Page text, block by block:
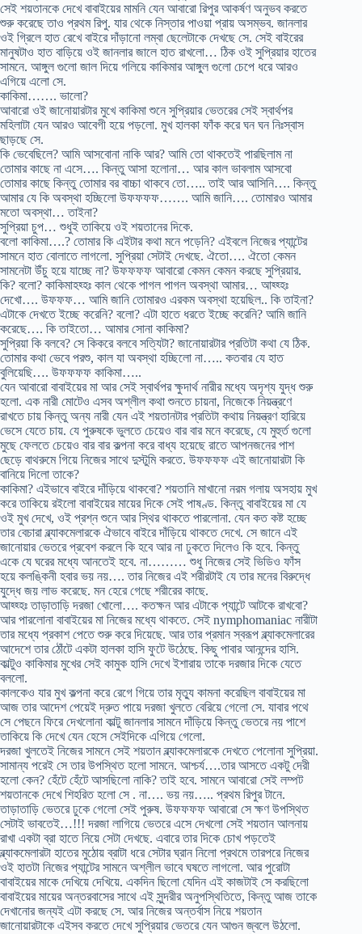
সেই শয়তানকে দেখে বাবাইয়ের মামনি যেন আবারো রিপুর আকর্ষণ অনুভব করতে
শুরু করেছে তাও প্রথম রিপু. যার থেকে নিস্তার পাওয়া প্রায় অসম্ভব. জানলার
ওই গ্রিলে হাত রেখে বাইরে দাঁড়ানো লম্বা ছেলেটাকে দেখছে সে. সেই বাইরের
মানুষটাও হাত বাড়িয়ে ওই জানলার জালে হাত রাখলো… ঠিক ওই সুপ্রিয়ার হাতের
সামনে. আঙ্গুল গুলো জাল দিয়ে গলিয়ে কাকিমার আঙ্গুল গুলো চেপে ধরে আরও
এগিয়ে এলো সে.
কাকিমা……. ভালো?
আবারো ওই জানোয়ারটার মুখে কাকিমা শুনে সুপ্রিয়ার ভেতরের সেই স্বার্থপর
মহিলাটা যেন আরও আবেগী হয়ে পড়লো. মুখ হালকা ফাঁক করে ঘন ঘন নিঃস্বাস
ছাড়ছে সে.
কি ভেবেছিলে? আমি আসবোনা নাকি আর? আমি তো থাকতেই পারছিলাম না
তোমার কাছে না এসে…. কিন্তু আসা হলোনা… আর কাল ভাবলাম আসবো
তোমার কাছে কিন্তু তোমার বর বাচ্চা থাকবে তো….. তাই আর আসিনি…. কিন্তু
আমার যে কি অবস্থা হচ্ছিলো উফফফফ……. আমি জানি…. তোমারও আমার
মতো অবস্থা… তাইনা?
সুপ্রিয়া চুপ… শুধুই তাকিয়ে ওই শয়তানের দিকে.
বলো কাকিমা….? তোমার কি এইটার কথা মনে পড়েনি? এইবলে নিজের প্যান্টের
সামনে হাত বোলাতে লাগলো. সুপ্রিয়া সেটাই দেখছে. ঐতো…. ঐতো কেমন
সামনেটা উঁচু হয়ে যাচ্ছে না? উফফফফ আবারো কেমন কেমন করছে সুপ্রিয়ার.
কি? বলো? কাকিমাহহ্হঃ কাল থেকে পাগল পাগল অবস্থা আমার… আহ্হ্হঃ
দেখো…. উফফফ… আমি জানি তোমারও এরকম অবস্থা হয়েছিল.. কি তাইনা?
এটাকে দেখতে ইচ্ছে করেনি? বলো? এটা হাতে ধরতে ইচ্ছে করেনি? আমি জানি
করেছে…. কি তাইতো… আমার সোনা কাকিমা?
সুপ্রিয়া কি বলবে? সে কিকরে বলবে সত্যিটা? জানোয়ারটার প্রতিটা কথা যে ঠিক.
তোমার কথা ভেবে পরশু, কাল যা অবস্থা হচ্ছিলো না….. কতবার যে হাত
বুলিয়েছি…. উফফফফ কাকিমা…..
যেন আবারো বাবাইয়ের মা আর সেই স্বার্থপর ক্ষুদার্থ নারীর মধ্যে অদৃশ্য যুদ্ধ শুরু
হলো. এক নারী মোটেও এসব অশ্লীল কথা শুনতে চায়না, নিজেকে নিয়ন্ত্রণে
রাখতে চায় কিন্তু অন্য নারী যেন এই শয়তানটার প্রতিটা কথায় নিয়ন্ত্রণ হারিয়ে
ভেসে যেতে চায়. যে পুরুষকে ভুলতে চেয়েও বার বার মনে করেছে, যে মুহুর্ত গুলো
মুছে ফেলতে চেয়েও বার বার কল্পনা করে বাধ্য হয়েছে রাতে আপনজনের পাশ
ছেড়ে বাথরুমে গিয়ে নিজের সাথে দুস্টুমি করতে. উফফফফ এই জানোয়ারটা কি
বানিয়ে দিলো তাকে?
কাকিমা? এইভাবে বাইরে দাঁড়িয়ে থাকবো? শয়তানি মাখানো নরম গলায় অসহায় মুখ
করে তাকিয়ে রইলো বাবাইয়ের মায়ের দিকে সেই পাষণ্ড. কিন্তু বাবাইয়ের মা যে
ওই মুখ দেখে, ওই প্রশ্ন শুনে আর স্থির থাকতে পারলোনা. যেন কত কষ্ট হচ্ছে
তার বেচারা ব্ল্যাকমেলারকে ঐভাবে বাইরে দাঁড়িয়ে থাকতে দেখে. সে জানে এই
জানোয়ার ভেতরে প্রবেশ করলে কি হবে আর না ঢুকতে দিলেও কি হবে. কিন্তু
একে যে ঘরের মধ্যে আনতেই হবে. না……… শুধু নিজের সেই ভিডিও ফাঁস
হয়ে কলঙ্কিনী হবার ভয় নয়…. তার নিজের এই শরীরটাই যে তার মনের বিরুদ্ধে
যুদ্ধে জয় লাভ করেছে. মন হেরে গেছে শরীরের কাছে.
আহ্হ্হঃ তাড়াতাড়ি দরজা খোলো…. কতক্ষন আর এটাকে প্যান্টে আটকে রাখবো?
আর পারলোনা বাবাইয়ের মা নিজের মধ্যে থাকতে. সেই nymphomaniac নারীটা
তার মধ্যে প্রকাশ পেতে শুরু করে দিয়েছে. আর তার প্রমান স্বরূপ ব্ল্যাকমেলারের
আদেশে তার ঠোঁটে একটা হালকা হাসি ফুটে উঠেছে. কিছু পাবার আনন্দের হাসি.
কাল্টুও কাকিমার মুখের সেই কামুক হাসি দেখে ইশারায় তাকে দরজার দিকে যেতে
বললো.
কালকেও যার মুখ কল্পনা করে রেগে গিয়ে তার মৃত্যু কামনা করেছিল বাবাইয়ের মা
আজ তার আদেশ পেয়েই দ্রুত পায়ে দরজা খুলতে বেরিয়ে গেলো সে. যাবার পথে
সে পেছনে ফিরে দেখলোনা কাল্টু জানলার সামনে দাঁড়িয়ে কিন্তু ভেতরে নয় পাশে
তাকিয়ে কি দেখে যেন হেসে সেইদিকে এগিয়ে গেলো.
দরজা খুলতেই নিজের সামনে সেই শয়তান ব্ল্যাকমেলারকে দেখতে পেলোনা সুপ্রিয়া.
সামান্য পরেই সে তার উপস্থিত হলো সামনে. আশ্চর্য….তার আসতে একটু দেরী
হলো কেন? হেঁটে হেঁটে আসছিলো নাকি? তাই হবে. সামনে আবারো সেই লম্পট
শয়তানকে দেখে শিহরিত হলো সে . না…. ভয় নয়….. প্রথম রিপুর টানে.
তাড়াতাড়ি ভেতরে ঢুকে গেলো সেই পুরুষ. উফফফফ আবারো সে ক্ষণ উপস্থিত
সেটাই ভাবতেই…!!! দরজা লাগিয়ে ভেতরে এসে দেখলো সেই শয়তান আলনায়
রাখা একটা ব্রা হাতে নিয়ে সেটা দেখছে. এবারে তার দিকে চোখ পড়তেই
ব্ল্যাকমেলারটা হাতের মুঠোয় ব্রাটা ধরে সেটার ঘ্রান নিলো প্রথমে তারপরে নিজের
ওই হাতটা নিজের প্যান্টের সামনে অশ্লীল ভাবে ঘষতে লাগলো. আর পুরোটা
বাবাইয়ের মাকে দেখিয়ে দেখিয়ে. একদিন ছিলো যেদিন এই কাজটাই সে করছিলো
বাবাইয়ের মায়ের অন্তরবাসের সাথে এই সুন্দরীর অনুপস্থিতিতে, কিন্তু আজ তাকে
দেখানোর জন্যই এটা করছে সে. আর নিজের অন্তর্বাস নিয়ে শয়তান
জানোয়ারটাকে এইসব করতে দেখে সুপ্রিয়ার ভেতরে যেন আগুন জ্বলে উঠলো.